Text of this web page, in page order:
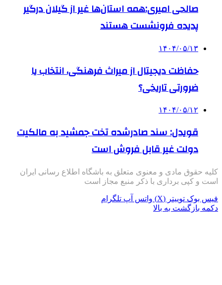
صالحی امیری:همه استان‌ها غیر از گیلان درگیر
پدیده فرونشست هستند
۱۴۰۴/۰۵/۱۳
حفاظت دیجیتال از میراث فرهنگی، انتخاب یا
ضرورتی تاریخی؟
۱۴۰۴/۰۵/۱۲
قویدل: سند صادرشده تخت جمشید به مالکیت
دولت غیر قابل فروش است
کلیه حقوق مادی و معنوی متعلق به باشگاه اطلاع رسانی ایران
است و کپی برداری با ذکر منبع مجاز است
فیس بوک توییتر (X) واتس آپ تلگرام
دکمه بازگشت به بالا